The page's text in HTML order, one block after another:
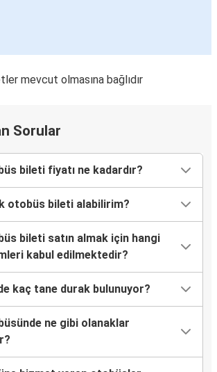
Paşa
mevcut olmasına bağlıdır
Sorular
bileti fiyatı ne kadardır?
otobüs bileti alabilirim?
bileti satın almak için hangi
kabul edilmektedir?
kaç tane durak bulunuyor?
ne gibi olanaklar